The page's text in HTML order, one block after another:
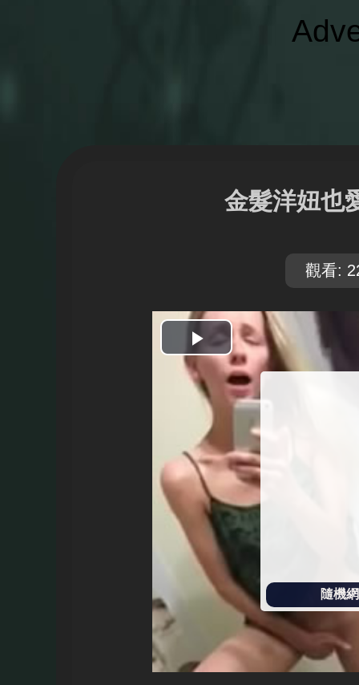
金髮洋妞也
觀看:
隨機
開
始
播
放